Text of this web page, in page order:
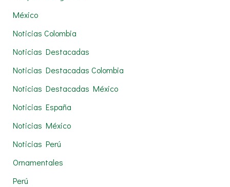
México
Noticias Colombia
Noticias Destacadas
Noticias Destacadas Colombia
Noticias Destacadas México
Noticias España
Noticias México
Noticias Perú
Ornamentales
Perú